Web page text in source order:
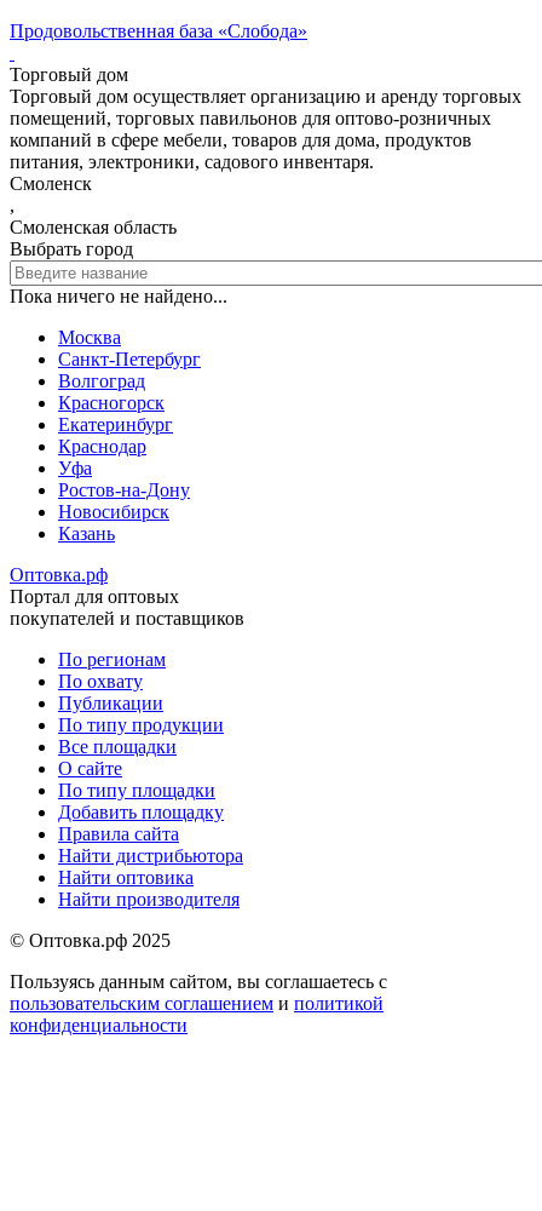
Продовольственная база «Слобода»
Торговый дом
Торговый дом осуществляет организацию и аренду торговых
помещений, торговых павильонов для оптово-розничных
компаний в сфере мебели, товаров для дома, продуктов
питания, электроники, садового инвентаря.
Смоленск
,
Смоленская область
Выбрать город
Пока ничего не найдено...
Москва
Санкт-Петербург
Волгоград
Красногорск
Екатеринбург
Краснодар
Уфа
Ростов-на-Дону
Новосибирск
Казань
Оптовка.рф
Портал для оптовых
покупателей и поставщиков
Меню
подвале
По регионам
По охвату
Публикации
По типу продукции
Все площадки
О сайте
По типу площадки
Добавить площадку
Правила сайта
Найти дистрибьютора
Найти оптовика
Найти производителя
© Оптовка.рф 2025
Пользуясь данным сайтом, вы соглашаетесь с
пользовательским соглашением и политикой
конфиденциальности